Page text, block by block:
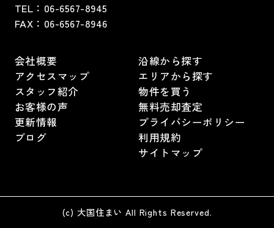
TEL： 06-6567-8945
FAX：06-6567-8946
会社概要
アクセスマップ
スタッフ紹介
お客様の声
更新情報
ブログ
沿線から探す
エリアから探す
物件を買う
無料売却査定
プライバシーポリシー
利用規約
サイトマップ
(c) 大国住まい All Rights Reserved.